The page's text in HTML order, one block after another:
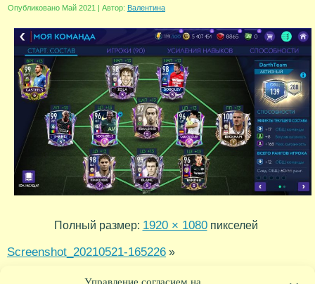
Опубликовано Май 2021 | Автор: Валентина
Полный размер: 1920 × 1080пикселей
Screenshot_20210521-165226 »